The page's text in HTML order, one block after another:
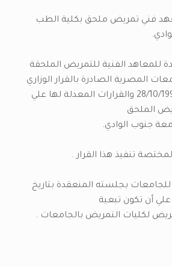
فني تمريض ملحق بكلية الطب
للمعاهد الفنية للتمريض الملحقة
المصرية الصادرة بالقرار الوزاري
رقم (1268) بتاريخ 28/10/1997 والقرارات المعدلة لها علي
الملحق
جنوب الوادي.
تنفيذ هذا القرار .
بجلسته المنعقدة بتاريخ
لكليات التمريض بالجامعات .